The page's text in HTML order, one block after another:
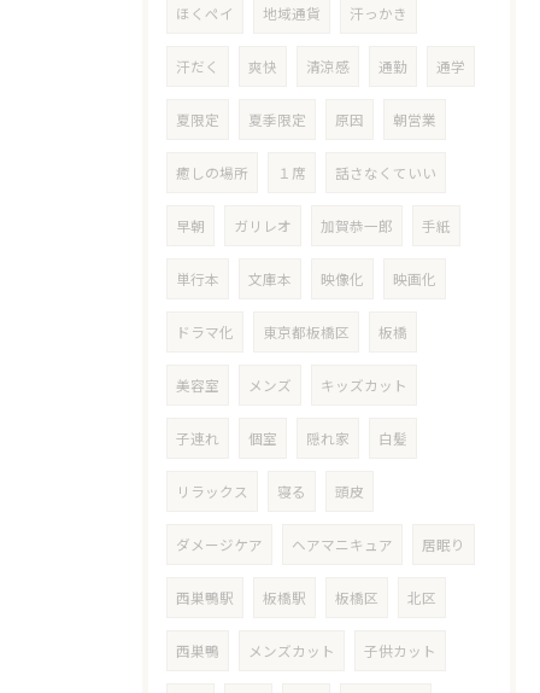
ほくペイ 地域通貨 汗っかき
汗だく 爽快 清涼感 通勤 通学
夏限定 夏季限定 原因 朝営業
癒しの場所 １席 話さなくていい
早朝 ガリレオ 加賀恭一郎 手紙
単行本 文庫本 映像化 映画化
ドラマ化 東京都板橋区 板橋
美容室 メンズ キッズカット
子連れ 個室 隠れ家 白髪
リラックス 寝る 頭皮
ダメージケア ヘアマニキュア 居眠り
西巣鴨駅 板橋駅 板橋区 北区
西巣鴨 メンズカット 子供カット